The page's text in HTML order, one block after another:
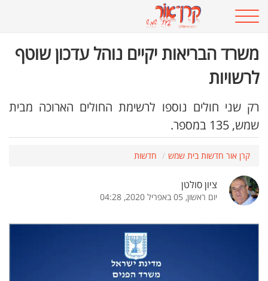
משרד הבריאות יקיים נוהל עדכון שוטף
לרשויות
רק שני חולים נוספו לרשימת החולים הארוכה מבית
שמש, 135 במספר.
קרן אור חדשות בית שמש חדשות
ציון סולטן
יום ראשון, 05 באפריל 2020, 04:28